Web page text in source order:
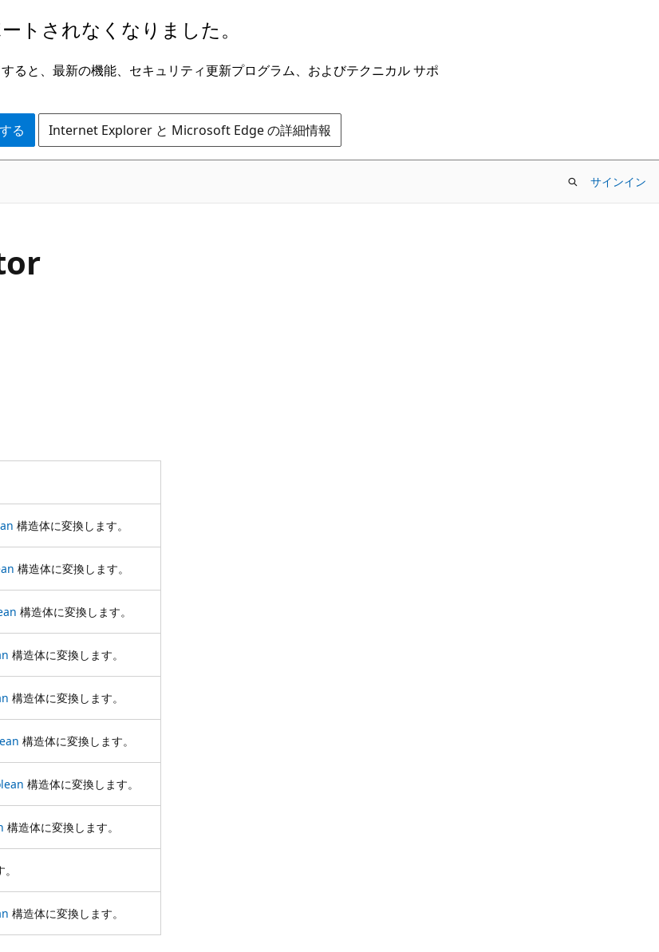
トされなくなりました。
ると、最新の機能、セキュリティ更新プログラム、およびテクニカル サポ
る Internet Explorer と Microsoft Edge の詳細情報
サインイン
構造体に変換します。
構造体に変換します。
構造体に変換します。
構造体に変換します。
構造体に変換します。
構造体に変換します。
構造体に変換します。
構造体に変換します。
構造体に変換します。